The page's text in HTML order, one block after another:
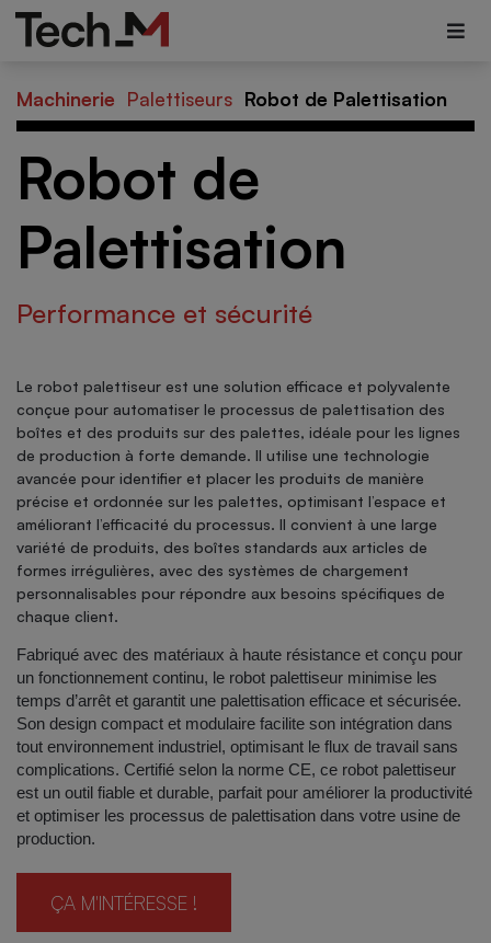
Machinerie Palettiseurs Robot de Palettisation
Robot de
Palettisation
Performance et sécurité
Le robot palettiseur est une solution efficace et polyvalente
conçue pour automatiser le processus de palettisation des
boîtes et des produits sur des palettes, idéale pour les lignes
de production à forte demande. Il utilise une technologie
avancée pour identifier et placer les produits de manière
précise et ordonnée sur les palettes, optimisant l’espace et
améliorant l’efficacité du processus. Il convient à une large
variété de produits, des boîtes standards aux articles de
formes irrégulières, avec des systèmes de chargement
personnalisables pour répondre aux besoins spécifiques de
chaque client.
Fabriqué avec des matériaux à haute résistance et conçu pour
un fonctionnement continu, le robot palettiseur minimise les
temps d’arrêt et garantit une palettisation efficace et sécurisée.
Son design compact et modulaire facilite son intégration dans
tout environnement industriel, optimisant le flux de travail sans
complications. Certifié selon la norme CE, ce robot palettiseur
est un outil fiable et durable, parfait pour améliorer la productivité
et optimiser les processus de palettisation dans votre usine de
production.
ÇA M'INTÉRESSE !